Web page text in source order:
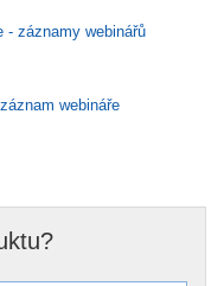
- záznamy webinářů
webináře